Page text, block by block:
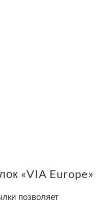
«VIA Europe»
позволяет